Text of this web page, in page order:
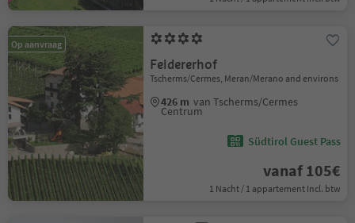
Op aanvraag
Feldererhof
Tscherms/Cermes, Meran/Merano and environs
426 m van Tscherms/Cermes
Centrum
Südtirol Guest Pass
vanaf 105€
1 Nacht / 1 appartement Incl. btw